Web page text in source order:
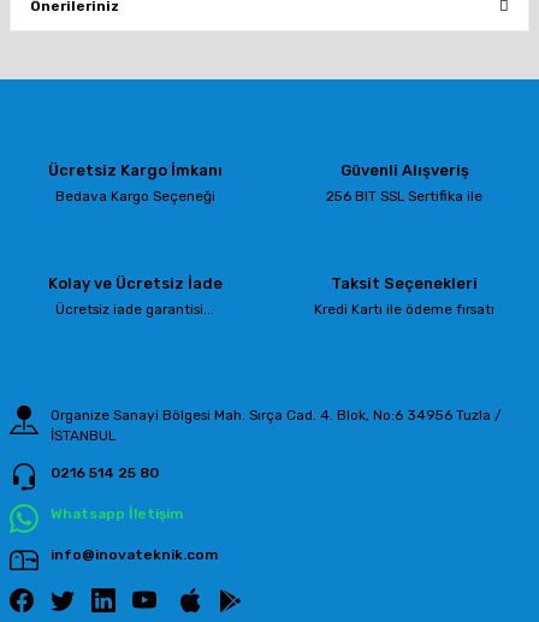
Yorum Yaz
Önerileriniz
Ürün resmi kalitesiz, bozuk veya görüntülenemiyor.
Ürün fiyatı diğer sitelerden daha pahalı.
Ücretsiz Kargo İmkanı
Bedava Kargo Seçeneği
Güvenli Alışveriş
256 BIT SSL Sertifika ile
Kolay ve Ücretsiz İade
Ücretsiz iade garantisi...
Taksit Seçenekleri
Kredi Kartı ile ödeme fırsatı
Organize Sanayi Bölgesi Mah. Sırça Cad. 4. Blok, No:6 34956 Tuzla /
İSTANBUL
0216 514 25 80
Whatsapp İletişim
info@inovateknik.com